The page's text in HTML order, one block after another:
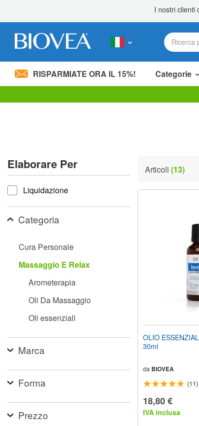
Nota:
accessibilità.
Premi
Control-
per
adattare
vedenti
utilizzano
per
un
menu
RISPARMIATE ORA IL 15%! Categorie
Elaborare Per
Elaborare per
Liquidazione
Categoria
Cura Personale
Massaggio E Relax
Arometerapia
Oli Da Massaggio
Oli essenziali
Marca
Forma
Prezzo
Articoli (13)
OLIO
30ml
da BIOVEA
(11)
18,80 €
IVA inclusa